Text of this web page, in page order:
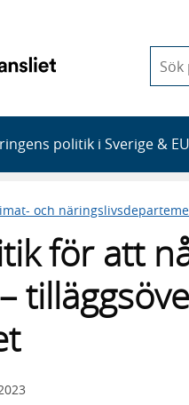
du
skriva
en
med
politik i Sverige & EU
och
för att